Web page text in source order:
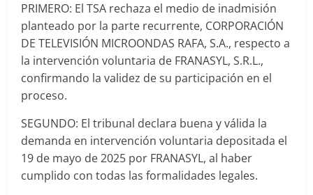
PRIMERO: El TSA rechaza el medio de inadmisión
planteado por la parte recurrente, CORPORACIÓN
DE TELEVISIÓN MICROONDAS RAFA, S.A., respecto a
la intervención voluntaria de FRANASYL, S.R.L.,
confirmando la validez de su participación en el
proceso.
SEGUNDO: El tribunal declara buena y válida la
demanda en intervención voluntaria depositada el
19 de mayo de 2025 por FRANASYL, al haber
cumplido con todas las formalidades legales.